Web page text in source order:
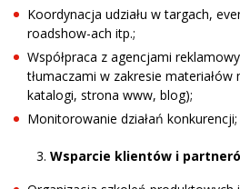
Koordynacja udziału w targach,
roadshow-ach itp.;
Współpraca z agencjami
tłumaczami w zakresie materiałów
katalogi, strona www, blog);
Monitorowanie działań konkurencji;
Wsparcie klientów i